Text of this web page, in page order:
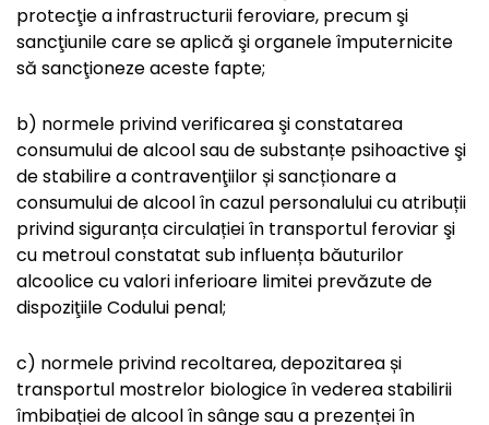
protecţie a infrastructurii feroviare, precum şi
sancţiunile care se aplică şi organele împuternicite
să sancţioneze aceste fapte;
b) normele privind verificarea şi constatarea
consumului de alcool sau de substanțe psihoactive şi
de stabilire a contravenţiilor și sancționare a
consumului de alcool în cazul personalului cu atribuții
privind siguranța circulației în transportul feroviar şi
cu metroul constatat sub influența băuturilor
alcoolice cu valori inferioare limitei prevăzute de
dispoziţiile Codului penal;
c) normele privind recoltarea, depozitarea și
transportul mostrelor biologice în vederea stabilirii
îmbibației de alcool în sânge sau a prezenței în